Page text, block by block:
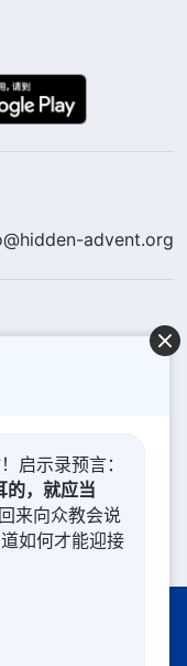
advent.org
吗？
启示录预言：
的，就应当
来向众教会说
如何才能迎接